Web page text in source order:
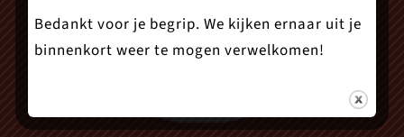
Bedankt voor je begrip. We kijken ernaar uit je
binnenkort weer te mogen verwelkomen!